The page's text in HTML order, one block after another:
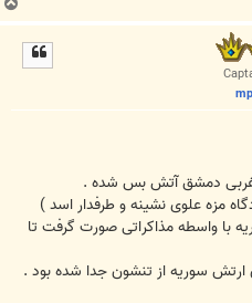
ا
ﺩﻣﺸﻖ ﺁﺗﺶ ﺑﺲ ﺷﺪﻩ .
ﻣﺰﻩ ﻋﻠﻮﯼ ﻧﺸﯿﻨﻪ ﻭ ﻃﺮﻓﺪﺍﺭ ﺍﺳﺪ ‏)
ﻭﺍﺳﻄﻪ ﻣﺬﺍﮐﺮﺍﺗﯽ ﺻﻮﺭﺕ ﮔﺮﻓﺖ ﺗﺎ
ﺳﻮﺭﯾﻪ ﺍﺯ ﺗﻨﺸﻮﻥ ﺟﺪﺍ ﺷﺪﻩ ﺑﻮﺩ .